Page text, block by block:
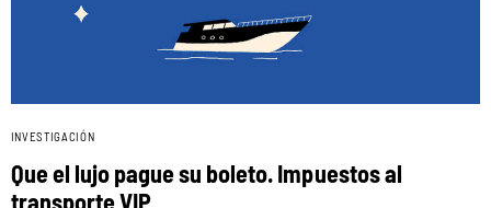
INVESTIGACIÓN
Que el lujo pague su boleto. Impuestos al
transporte VIP